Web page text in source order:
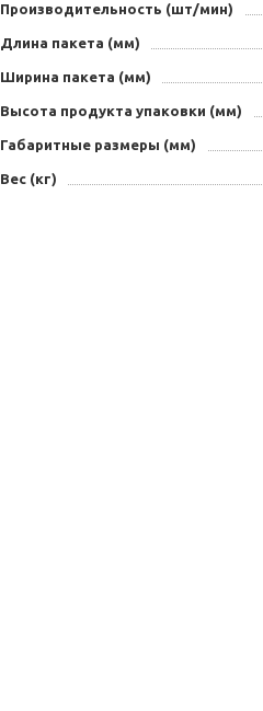
Производительность (шт/мин)
Длина пакета (мм)
Ширина пакета (мм)
Высота продукта упаковки (мм)
Габаритные размеры (мм)
Вес (кг)